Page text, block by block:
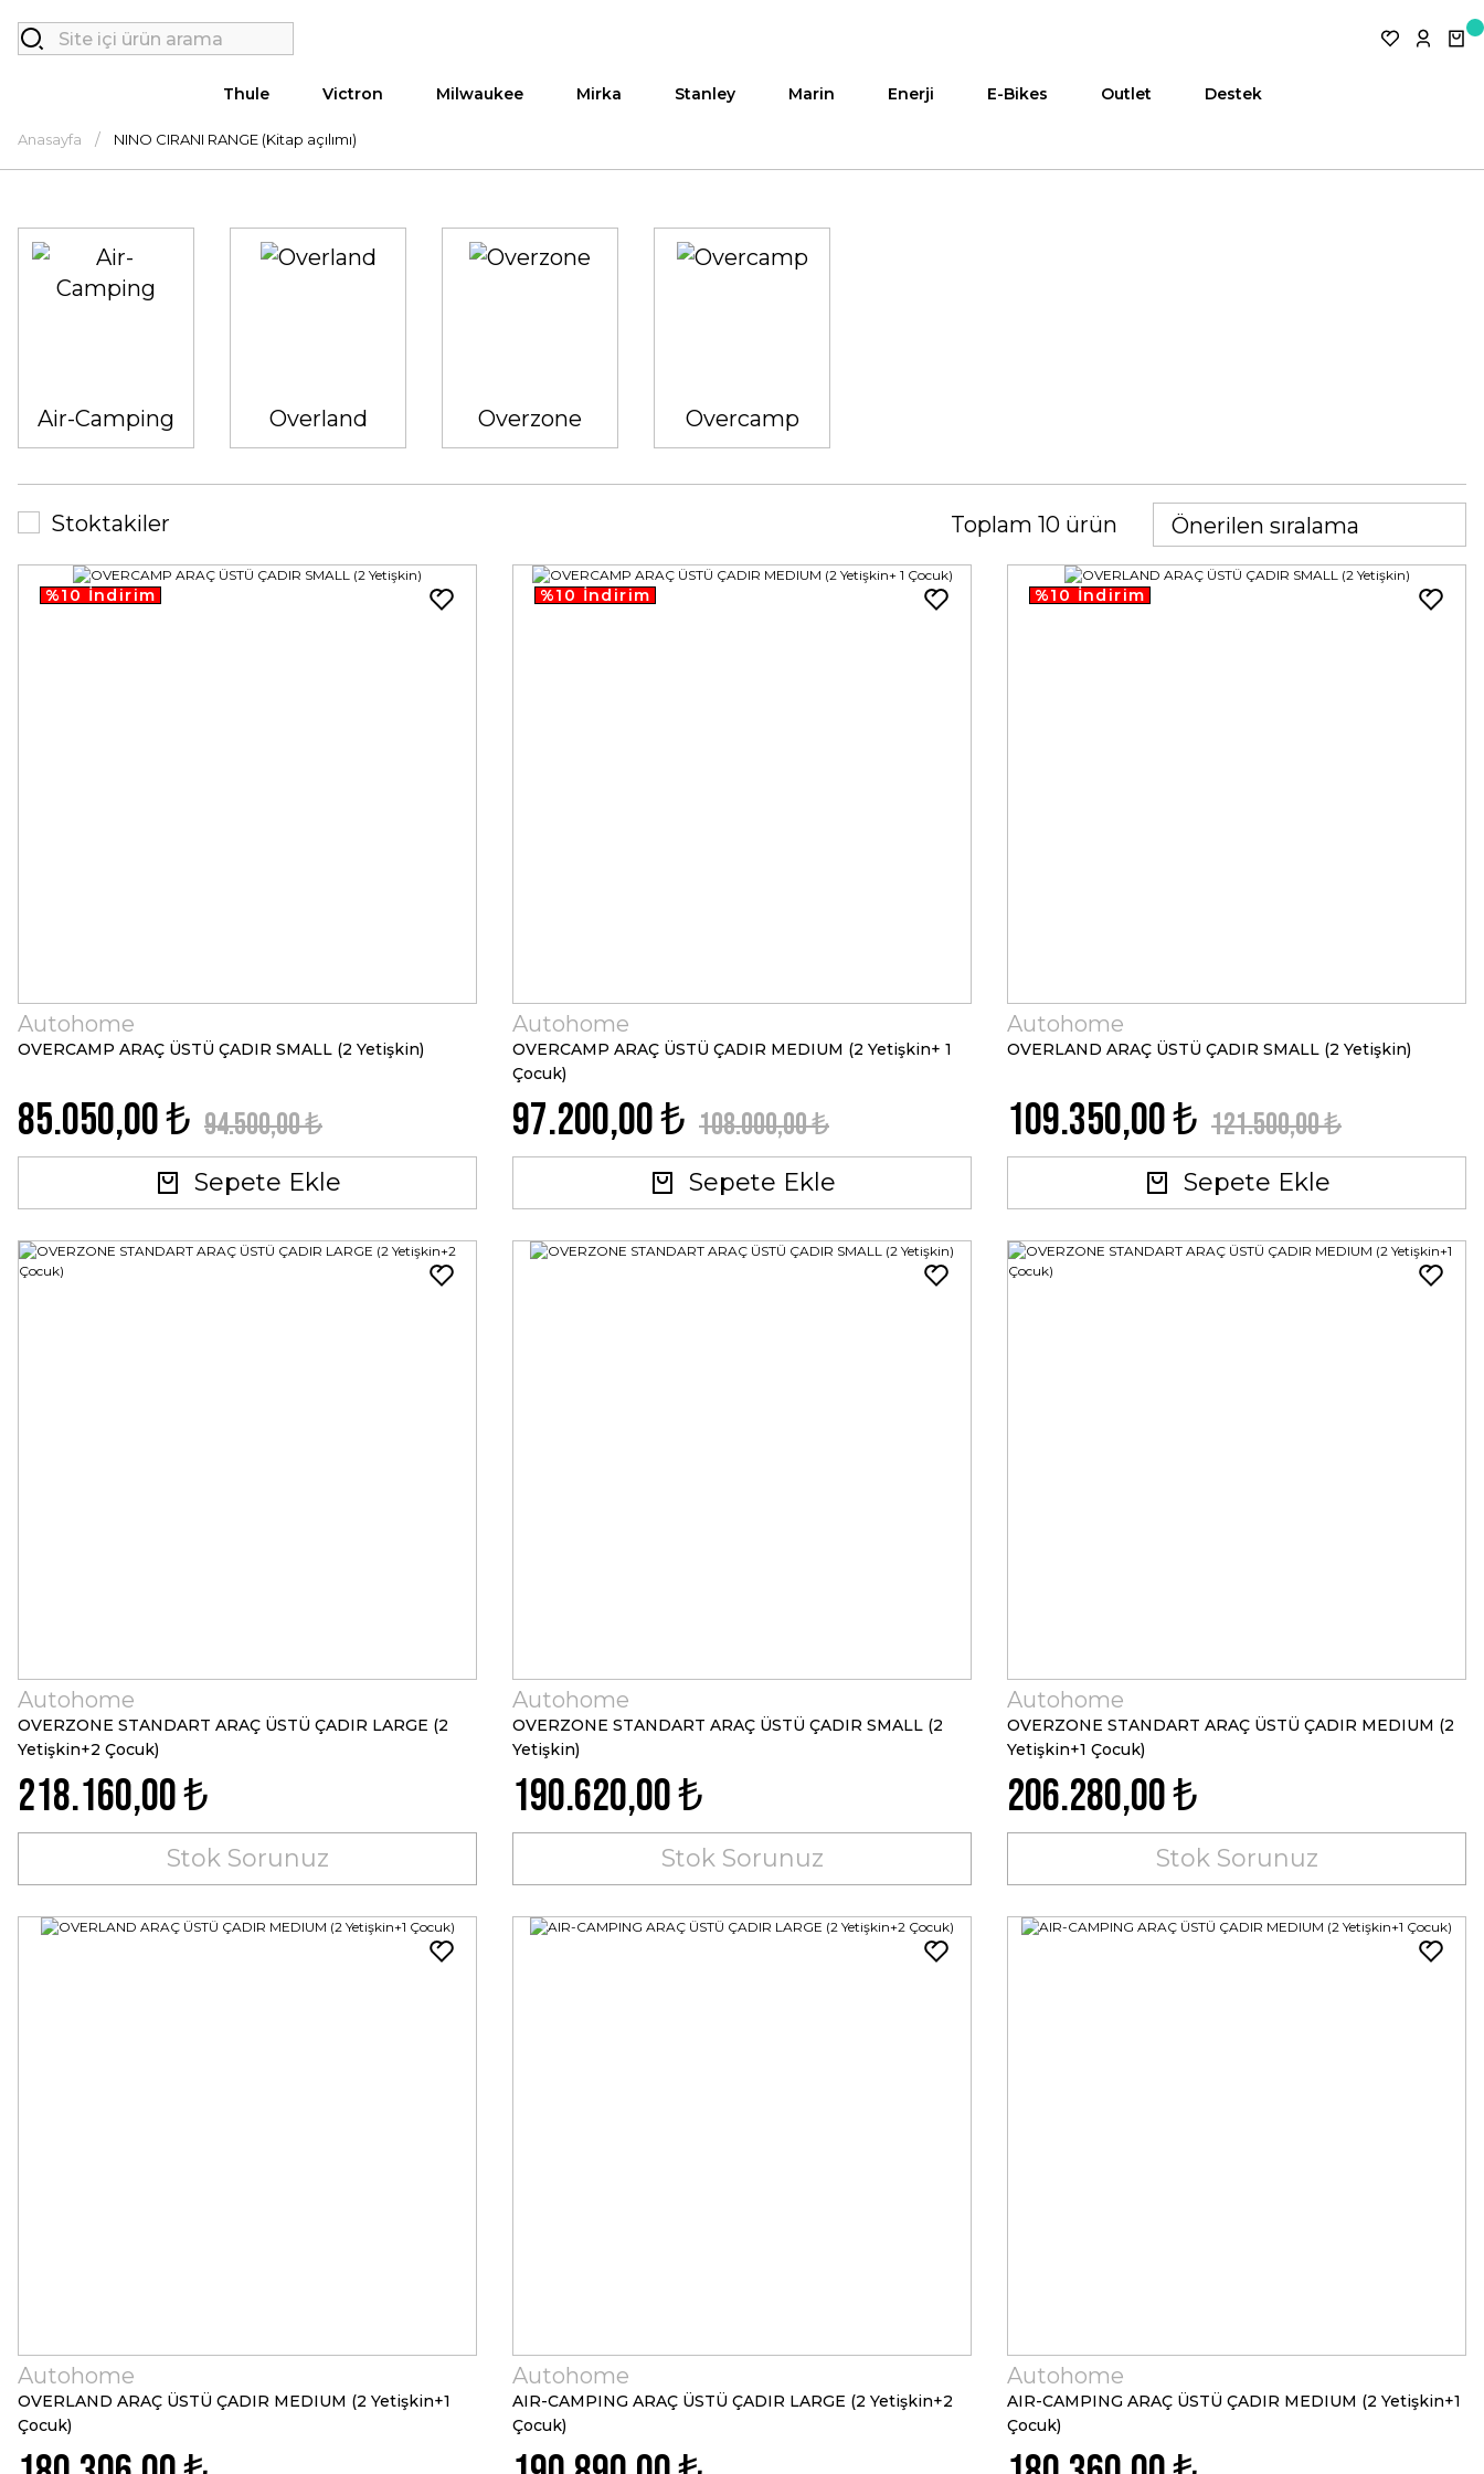
Thule Victron Milwaukee Mirka Stanley Marin Enerji E-Bikes Outlet Destek
Anasayfa NINO CIRANI RANGE (Kitap açılımı)
Air-Camping Overland Overzone Overcamp
Stoktakiler Toplam 10 ürün
%10 İndirim
Autohome
OVERCAMP ARAÇ ÜSTÜ ÇADIR SMALL (2 Yetişkin)
85.050,00 ₺ 94.500,00 ₺
Sepete Ekle
%10 İndirim
Autohome
OVERCAMP ARAÇ ÜSTÜ ÇADIR MEDIUM (2 Yetişkin+ 1
Çocuk)
97.200,00 ₺ 108.000,00 ₺
Sepete Ekle
%10 İndirim
Autohome
OVERLAND ARAÇ ÜSTÜ ÇADIR SMALL (2 Yetişkin)
109.350,00 ₺ 121.500,00 ₺
Sepete Ekle
Autohome
OVERZONE STANDART ARAÇ ÜSTÜ ÇADIR LARGE (2
Yetişkin+2 Çocuk)
218.160,00 ₺
Stok Sorunuz
Autohome
OVERZONE STANDART ARAÇ ÜSTÜ ÇADIR SMALL (2
Yetişkin)
190.620,00 ₺
Stok Sorunuz
Autohome
OVERZONE STANDART ARAÇ ÜSTÜ ÇADIR MEDIUM (2
Yetişkin+1 Çocuk)
206.280,00 ₺
Stok Sorunuz
Autohome
OVERLAND ARAÇ ÜSTÜ ÇADIR MEDIUM (2 Yetişkin+1
Çocuk)
Autohome
AIR-CAMPING ARAÇ ÜSTÜ ÇADIR LARGE (2 Yetişkin+2
Çocuk)
Autohome
AIR-CAMPING ARAÇ ÜSTÜ ÇADIR MEDIUM (2 Yetişkin+1
Çocuk)